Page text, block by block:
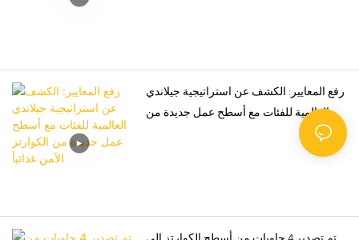
رفع المعايير: الكشف عن استراتيجية جيلاندي
العالمية للفئات مع أسطح عمل جديدة من